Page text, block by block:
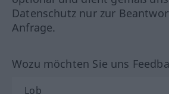
Datenschutz nur zur
Anfrage.
Wozu möchten Sie uns